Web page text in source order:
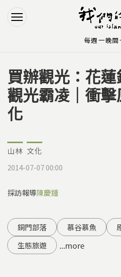
Jump to
Jump to Main
您在這裡
買辦觀光：花
觀光霸凌｜衝
化
山林 文化
2014-07-07 00:00
採訪報導陳慶鍾
銅門部落 慕谷慕魚
生態旅遊
...more
每週一晚間